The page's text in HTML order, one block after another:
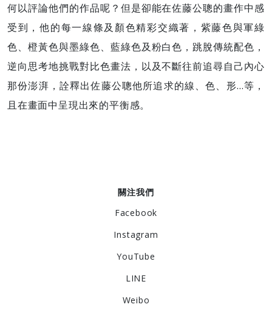
何以評論他們的作品呢？但是卻能在佐藤公聰的畫作中感
受到，他的每一線條及顏色精彩交織著，紫藤色與軍綠
色、橙黃色與墨綠色、藍綠色及粉白色，跳脫傳統配色，
逆向思考地挑戰對比色畫法，以及不斷往前追尋自己內心
那份澎湃，詮釋出佐藤公聰他所追求的線、色、形…等，
且在畫面中呈現出來的平衡感。
關注我們
Facebook
Instagram
YouTube
LINE
Weibo